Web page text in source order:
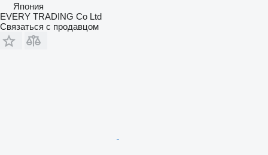
Япония
EVERY TRADING Co Ltd
Связаться с продавцом